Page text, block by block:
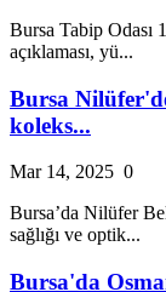
Bursa Tabip Odası
açıklaması, yü...
Bursa
koleks...
Mar 14, 2025 0
Bursa’da Nilüfer
sağlığı ve optik...
Bursa'da